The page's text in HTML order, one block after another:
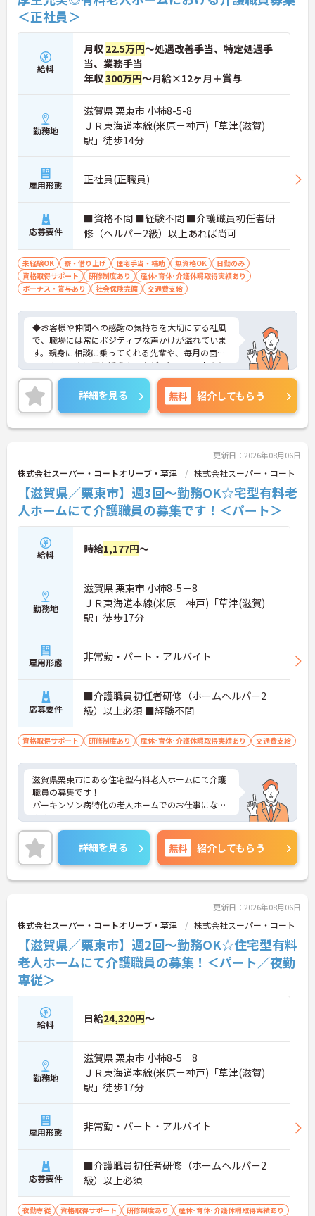
案」制度があり、毎月役員がすべての提案に目を通
します。自分の気づきが実際のサービス向上につな
がるため、やりがいを持って仕事に取り組めます。
＜正社員＞
給料
月収 22.5万円～処遇改善手当、特定処遇手
当、業務手当
年収300万円～月給×12ヶ月＋賞与
勤務地
滋賀県 栗東市 小柿8-5-8
ＪＲ東海道本線(米原－神戸)「草津(滋賀)
駅」徒歩14分
雇用形態 正社員(正職員)
応募要件
■資格不問 ■経験不問 ■介護職員初任者研
修（ヘルパー2級）以上あれば尚可
未経験OK 寮・借り上げ 住宅手当・補助 無資格OK
日勤のみ
資格取得サポート
研修制度あり
産休･育休･介護休暇取得実績あり
ボーナス・賞与あり
社会保険完備 交通費支給
◆お客様や仲間への感謝の気持ちを大切にする社風
で、職場には常にポジティブな声かけが溢れていま
す。親身に相談に乗ってくれる先輩や、毎月の面談
で日々の不安に寄り添う上司など、決して一人きり
にさせないフォロー体制が万全。心理的安全性が高
く、中途入社でも自然と馴染める職場です。
◆無資格からでもプロフェッショナルを目指せる
「資格取得支援制度」を完備しています。初任者研
修から国家資格である介護福祉士まで、現場での実
◆法人独自の介護技術認定制度「ケアマイスター」
により、身につけたスキルを5段階でしっかり評価
し手当で還元。さらに「目標管理シート」を用いた
月1回の上司との面談があり、一人ひとりの不安や
目標に寄り添う手厚いフォロー体制が整っていま
す。
詳細を見る 無料 紹介してもらう
更新日：2026年08月06日
株式会社スーパー・コートオリーブ・草津 株式会社スーパー・コート
【滋賀県／栗東市】週3回～勤務OK☆宅型有料老
人ホームにて介護職員の募集です！＜パート＞
給料 時給1,177円～
勤務地
滋賀県 栗東市 小柿8-5－8
ＪＲ東海道本線(米原－神戸)「草津(滋賀)
駅」徒歩17分
雇用形態 非常勤・パート・アルバイト
応募要件
■介護職員初任者研修（ホームヘルパー2
級）以上必須 ■経験不問
資格取得サポート 研修制度あり 産休･育休･介護休暇取得実績あり 交通費支給
滋賀県栗東市にある住宅型有料老人ホームにて介護
職員の募集です！
パーキンソン病特化の老人ホームでのお仕事になり
ます。
週3日～勤務が可能なので、ご自身のライフスタイ
ルに合わせて働くことができます◎
ご興味のある方には、面接対策ポイントなど、さら
に詳細をお話しいたしますのでお気軽にご相談くだ
さい！
詳細を見る 無料 紹介してもらう
更新日：2026年08月06日
株式会社スーパー・コートオリーブ・草津 株式会社スーパー・コート
【滋賀県／栗東市】週2回～勤務OK☆住宅型有料
老人ホームにて介護職員の募集！＜パート／夜勤
専従＞
給料 日給24,320円～
勤務地
滋賀県 栗東市 小柿8-5－8
ＪＲ東海道本線(米原－神戸)「草津(滋賀)
駅」徒歩17分
雇用形態 非常勤・パート・アルバイト
応募要件
■介護職員初任者研修（ホームヘルパー2
級）以上必須
夜勤専従 資格取得サポート 研修制度あり
産休･育休･介護休暇取得実績あり